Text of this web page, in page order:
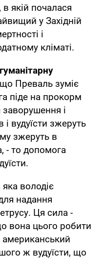
в якій почалася
у Західній
і
кліматі.
Преваль зуміє
піде на прокорм
і
і вудуїсти зжеруть
зжеруть в
- то допомога
володіє
надання
Ця сила -
вона цього робити
американський
ж вудуїсти, що